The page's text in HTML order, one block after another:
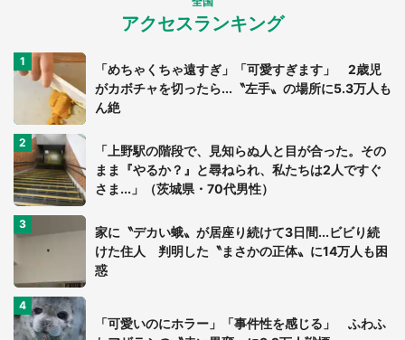
アクセスランキング
「めちゃくちゃ遠すぎ」「可愛すぎます」 2歳児
がカボチャを切ったら...〝左手〟の場所に5.3万人も
ん絶
「上野駅の階段で、見知らぬ人と目が合った。その
まま『やるか？』と尋ねられ、私たちは2人ですぐ
さま...」（茨城県・70代男性）
家に〝デカい蛾〟が居座り続けて3日間...ビビり続
けた住人 判明した〝まさかの正体〟に14万人も困
惑
「可愛いのにホラー」「事件性を感じる」 ふわふ